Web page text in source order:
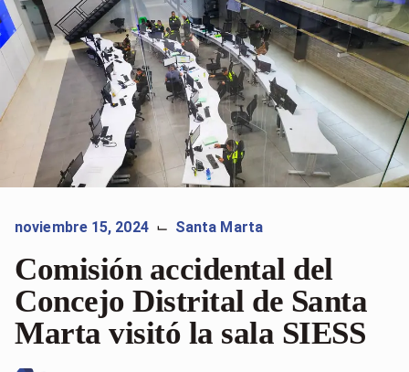
noviembre 15, 2024 ⌙ Santa Marta
Comisión accidental del
Concejo Distrital de Santa
Marta visitó la sala SIESS